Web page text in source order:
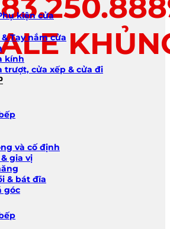
kiện cửa
Tay nắm cửa
kính
trượt, cửa xếp & cửa đi
và cố định
gia vị
& bát đĩa
góc